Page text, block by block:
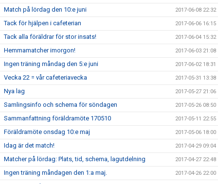
Match på lördag den 10:e juni 2017-06-08 22:32
Tack för hjälpen i cafeterian 2017-06-06 16:15
Tack alla föräldrar för stor insats! 2017-06-04 15:32
Hemmamatcher imorgon! 2017-06-03 21:08
Ingen träning måndag den 5:e juni 2017-06-02 18:31
Vecka 22 = vår cafeteriavecka 2017-05-31 13:38
Nya lag 2017-05-27 21:06
Samlingsinfo och schema för söndagen 2017-05-26 08:50
Sammanfattning föräldramöte 170510 2017-05-11 22:55
Föräldramöte onsdag 10:e maj 2017-05-06 18:00
Idag är det match! 2017-04-29 09:04
Matcher på lördag: Plats, tid, schema, lagutdelning 2017-04-27 22:48
Ingen träning måndagen den 1:a maj. 2017-04-26 22:00